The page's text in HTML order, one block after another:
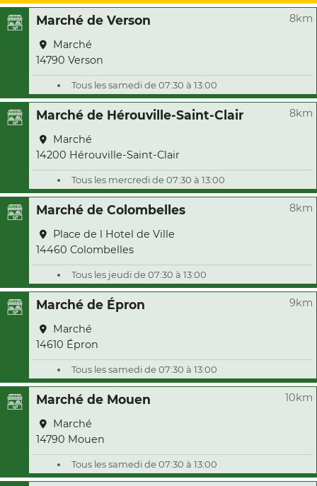
Marché de Verson 8km
Marché
14790 Verson
Tous les samedi de 07:30 à 13:00
Marché de Hérouville-Saint-Clair 8km
Marché
14200 Hérouville-Saint-Clair
Tous les mercredi de 07:30 à 13:00
Marché de Colombelles 8km
Place de l Hotel de Ville
14460 Colombelles
Tous les jeudi de 07:30 à 13:00
Marché de Épron 9km
Marché
14610 Épron
Tous les samedi de 07:30 à 13:00
Marché de Mouen 10km
Marché
14790 Mouen
Tous les samedi de 07:30 à 13:00